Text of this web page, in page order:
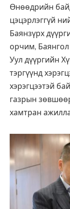
Өнөөдрийн
цэцэрлэггүй
Баянзүрх
орчим,
Уул дүүргийн
тэргүүнд
хэрэгцээтэй
газрын
хамтран